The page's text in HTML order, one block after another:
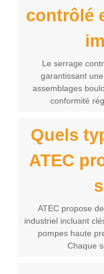
contrôlé
Le serrage
garantissant
assemblages
conformité
Quels
ATEC
ATEC propose
industriel incluant
pompes haute
Chaque